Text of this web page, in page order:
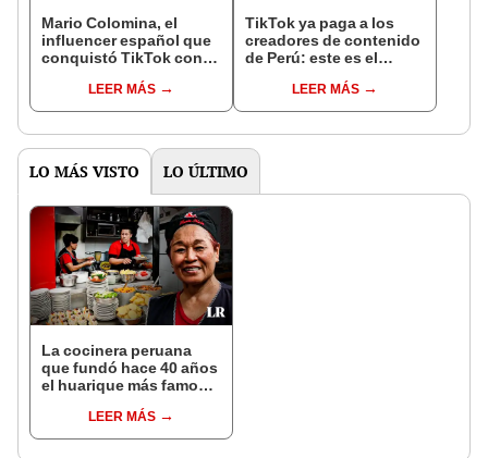
Mario Colomina, el
influencer español que
conquistó TikTok con
"Mi amor nació por la
gastronomía"
LEER MÁS
TikTok ya paga a los
creadores de contenido
de Perú: este es el
llegar a cobrar por 1.000
vistas
LEER MÁS
LO MÁS VISTO LO ÚLTIMO
La cocinera peruana
que fundó hace 40 años
el huarique más famoso
Netflix nos levantó”
LEER MÁS